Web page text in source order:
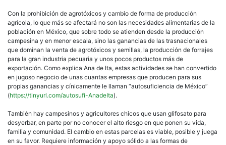
Con la prohibición de agrotóxicos y cambio de forma de producción
agrícola, lo que más se afectará no son las necesidades alimentarias de la
población en México, que sobre todo se atienden desde la producción
campesina y en menor escala, sino las ganancias de las trasnacionales
que dominan la venta de agrotóxicos y semillas, la producción de forrajes
para la gran industria pecuaria y unos pocos productos más de
exportación. Como explica Ana de Ita, estas actividades se han convertido
en jugoso negocio de unas cuantas empresas que producen para sus
propias ganancias y cínicamente le llaman autosuficiencia de México
(https://tinyurl.com/autosufi-AnadeIta).
También hay campesinos y agricultores chicos que usan glifosato para
desyerbar, en parte por no conocer el alto riesgo en que ponen su vida,
familia y comunidad. El cambio en estas parcelas es viable, posible y juega
en su favor. Requiere información y apoyo sólido a las formas de